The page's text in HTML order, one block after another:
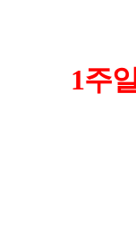
1주